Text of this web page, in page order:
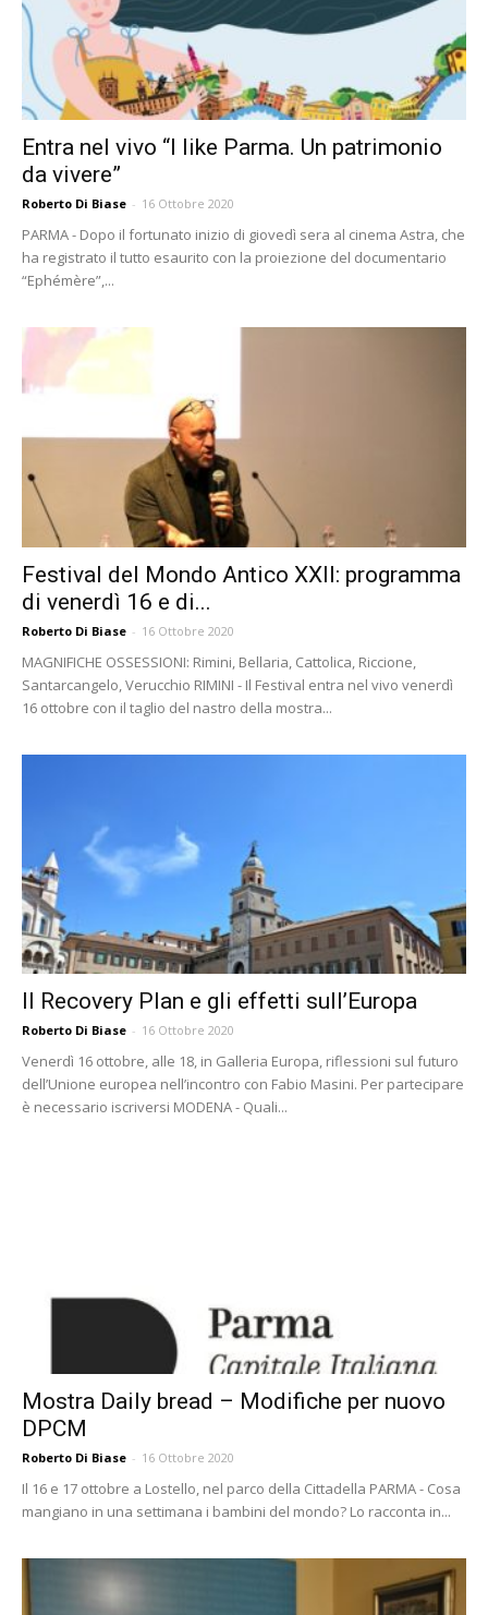
Entra nel vivo “I like Parma. Un patrimonio
da vivere”
Roberto Di Biase - 16 Ottobre 2020
PARMA - Dopo il fortunato inizio di giovedì sera al cinema Astra, che
ha registrato il tutto esaurito con la proiezione del documentario
“Ephémère”,...
Festival del Mondo Antico XXII: programma
di venerdì 16 e di...
Roberto Di Biase - 16 Ottobre 2020
MAGNIFICHE OSSESSIONI: Rimini, Bellaria, Cattolica, Riccione,
Santarcangelo, Verucchio RIMINI - Il Festival entra nel vivo venerdì
16 ottobre con il taglio del nastro della mostra...
Il Recovery Plan e gli effetti sull’Europa
Roberto Di Biase - 16 Ottobre 2020
Venerdì 16 ottobre, alle 18, in Galleria Europa, riflessioni sul futuro
dell’Unione europea nell’incontro con Fabio Masini. Per partecipare
è necessario iscriversi MODENA - Quali...
Mostra Daily bread – Modifiche per nuovo
DPCM
Roberto Di Biase - 16 Ottobre 2020
Il 16 e 17 ottobre a Lostello, nel parco della Cittadella PARMA - Cosa
mangiano in una settimana i bambini del mondo? Lo racconta in...